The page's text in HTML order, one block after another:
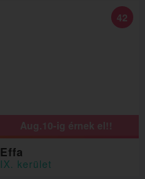
Aug.10-ig érnek el!!
Effa
IX. kerület
42